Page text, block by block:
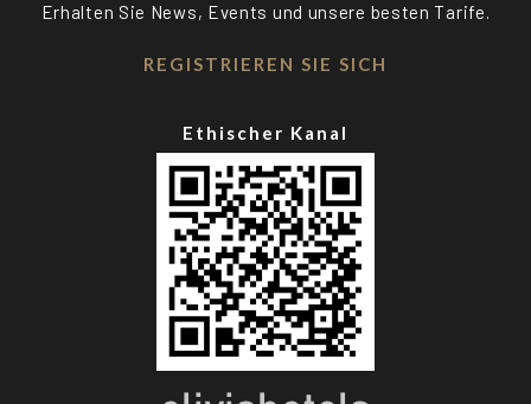
Erhalten Sie News, Events und unsere besten Tarife.
REGISTRIEREN SIE SICH
Ethischer Kanal